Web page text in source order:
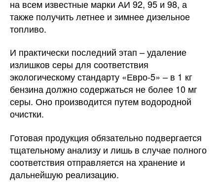
на всем известные марки АИ 92, 95 и 98, а
также получить летнее и зимнее дизельное
топливо.
И практически последний этап – удаление
излишков серы для соответствия
экологическому стандарту «Евро-5» – в 1 кг
бензина должно содержаться не более 10 мг
серы. Оно производится путем водородной
очистки.
Готовая продукция обязательно подвергается
тщательному анализу и лишь в случае полного
соответствия отправляется на хранение и
дальнейшую реализацию.